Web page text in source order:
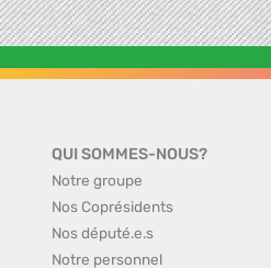
QUI SOMMES-NOUS?
Notre groupe
Nos Coprésidents
Nos député.e.s
Notre personnel